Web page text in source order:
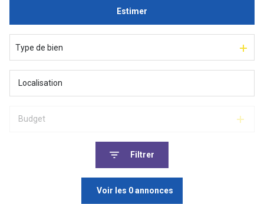
En saisonnier
Estimer
Type de bien
Budget
Filtrer
Voir les 0annonces